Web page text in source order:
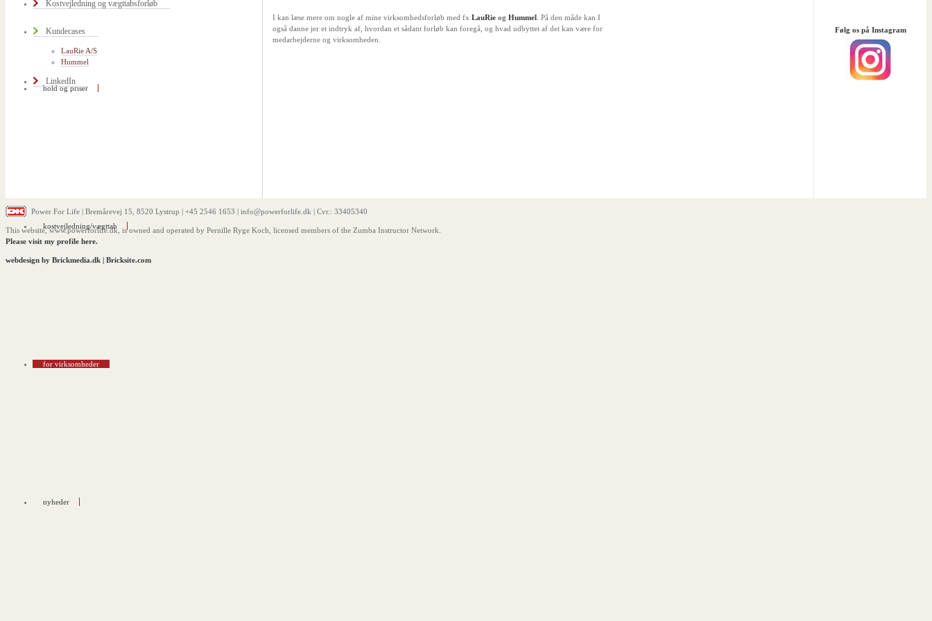
hold og priser
kostvejledning/vægttab
for virksomheder
nyheder
Kostvejledning og vægttabsforløb
Kundecases
LauRie A/S
Hummel
LinkedIn
I kan læse mere om nogle af mine virksomhedsforløb med fx LauRie og Hummel . På den måde kan I
også danne jer et indtryk af, hvordan et sådant forløb kan foregå, og hvad udbyttet af det kan være for
medarbejderne og virksomheden.
Følg os på Instagram
Power For Life | Bremårevej 15, 8520 Lystrup | +45 2546 1653 | info@powerforlife.dk | Cvr.: 33405340
This website, www.powerforlife.dk, is owned and operated by Pernille Ryge Koch, licensed members of the Zumba Instructor Network.
Please visit my profile here.
webdesign by Brickmedia.dk | Bricksite.com